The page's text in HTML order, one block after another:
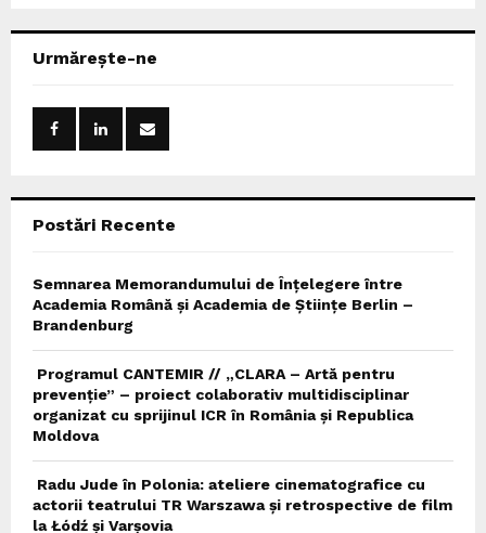
h
Urmărește-ne
Postări Recente
Semnarea Memorandumului de Înțelegere între
Academia Română și Academia de Științe Berlin –
Brandenburg
Programul CANTEMIR // „CLARA – Artă pentru
prevenție” – proiect colaborativ multidisciplinar
organizat cu sprijinul ICR în România și Republica
Moldova
Radu Jude în Polonia: ateliere cinematografice cu
actorii teatrului TR Warszawa și retrospective de film
la Łódź și Varșovia